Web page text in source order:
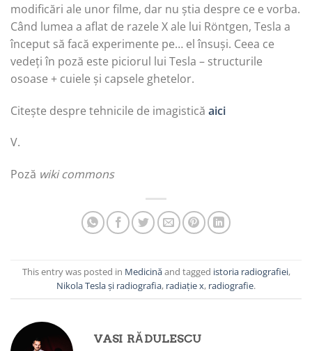
modificări ale unor filme, dar nu știa despre ce e vorba.
Când lumea a aflat de razele X ale lui Röntgen, Tesla a
început să facă experimente pe… el însuși. Ceea ce
vedeți în poză este piciorul lui Tesla – structurile
osoase + cuiele și capsele ghetelor.
Citește despre tehnicile de imagistică aici
V.
Poză wiki commons
This entry was posted in Medicinăand tagged istoria radiografiei,
Nikola Tesla și radiografia, radiație x, radiografie.
VASI RĂDULESCU